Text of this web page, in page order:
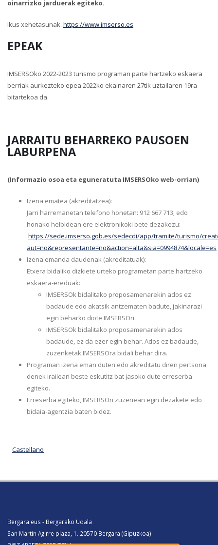
oinarrizko jarduerak egiteko.
Ikus xehetasunak: https://www.imserso.es
EPEAK
IMSERSOko 2022-2023 turismo programan parte hartzeko eskaera
berriak aurkezteko epea 2022ko ekainaren 27tik uztailaren 19ra
bitartekoa da.
JARRAITU BEHARREKO PAUSOEN
LABURPENA
(Informazio osoa eta eguneratuta IMSERSOko web-orrian)
Izena ematea (akreditatzea):
Jarri harremanetan telefono honetan: 912 667 713; edo
honako helbidean ere elektronikoki bete dezakezu:
https://sede.imserso.gob.es/sedecdi/app/tramite/turismo/
aut=no&representante=no&action=alta&sia=0994874&locale=es
Izena emanda daudenak (akreditatuak):
Etxera bidaliko dizkiete urteko programetan parte hartzeko
eskaera-ereduak:
IMSERSOk bidalitako proposamenarekin ados ez
badaude edo akatsik antzematen badute, jakinarazi
egin beharko diote IMSERSOri.
IMSERSOk bidalitako proposamenarekin ados
badaude, ez da ezer egin behar. Ados ez badaude,
zuzenketak IMSERSOra bidali behar dira.
Programan izena eman duten edo akreditatu diren pertsona
denek irailean beste eskutitz bat jasoko dute erreserba
egiteko.
Erreserba egiteko, IMSERSOn zuzenean egin dezakete edo
bidaia-agentzia baten bidez.
Castellano
Bergara.eus - Bergarako Udala
San Martin Agirre plaza, 1. 20570 Bergara (Gipuzkoa)